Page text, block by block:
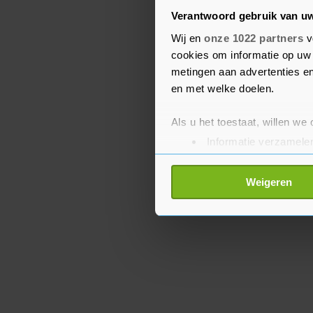
Verantwoord gebruik van
Wij en onze 1022 partners
cookies om informatie op
metingen aan advertenties
en met welke doelen.
Als u het toestaat, willen we
Informatie
Uw apparaat
Lees meer over hoe uw
toestemming op elk moment
Weigeren
Schouten. "Er zullen
aanpassen", zegt zij.
ontken ik niet." Maar
betreft hulp en
bewindsvrouw.